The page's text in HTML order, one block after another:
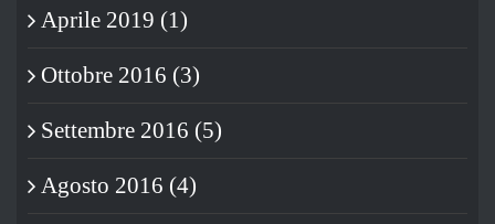
Aprile 2019 (1)
Ottobre 2016 (3)
Settembre 2016 (5)
Agosto 2016 (4)